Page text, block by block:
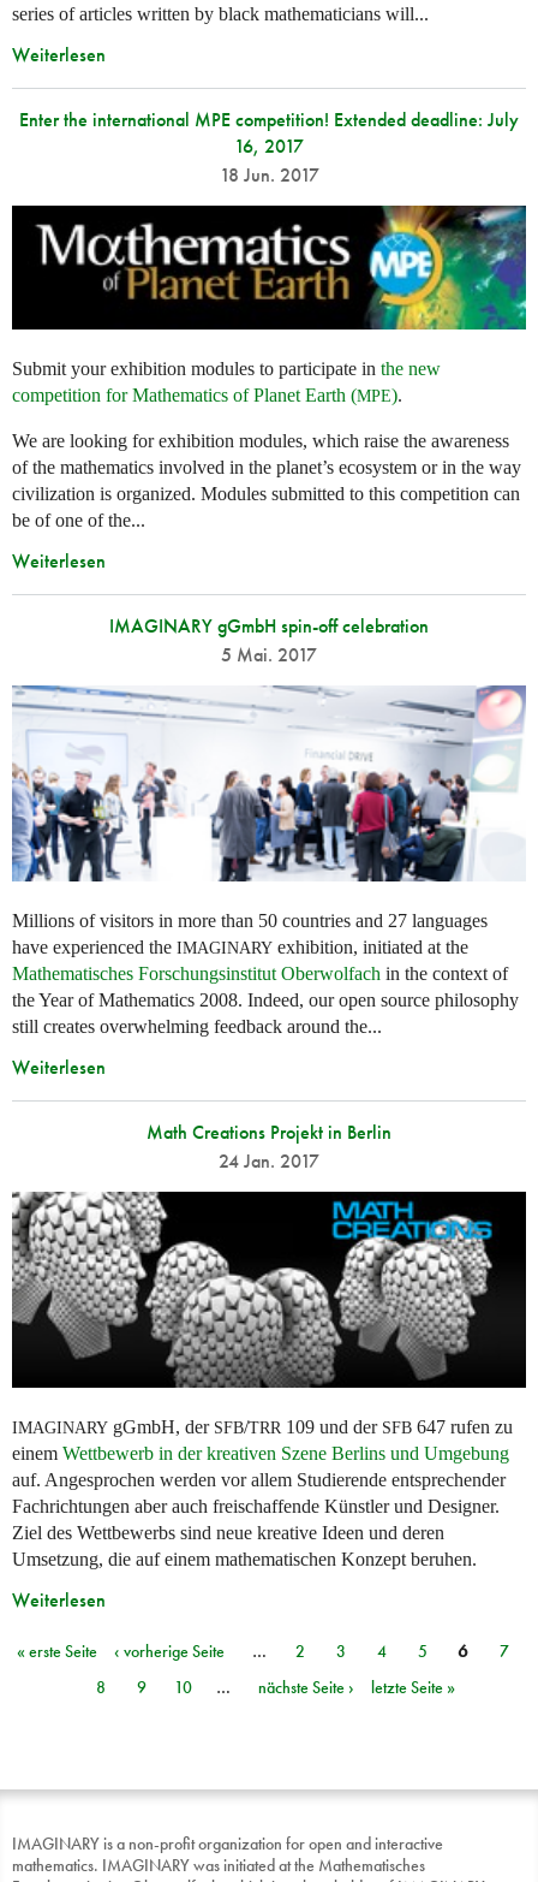
series of articles written by black mathematicians will...
Weiterlesen
Enter the international MPE competition! Extended deadline: July
16, 2017
18 Jun. 2017
Submit your exhibition modules to participate in the new
competition for Mathematics of Planet Earth (MPE).
We are looking for exhibition modules, which raise the awareness
of the mathematics involved in the planet’s ecosystem or in the way
civilization is organized. Modules submitted to this competition can
be of one of the...
Weiterlesen
IMAGINARY gGmbH spin-off celebration
5 Mai. 2017
Millions of visitors in more than 50 countries and 27 languages
have experienced the IMAGINARY exhibition, initiated at the
Mathematisches Forschungsinstitut Oberwolfach in the context of
the Year of Mathematics 2008. Indeed, our open source philosophy
still creates overwhelming feedback around the...
Weiterlesen
Math Creations Projekt in Berlin
24 Jan. 2017
IMAGINARY gGmbH, der SFB/TRR 109 und der SFB 647 rufen zu
einem Wettbewerb in der kreativen Szene Berlins und Umgebung
auf. Angesprochen werden vor allem Studierende entsprechender
Fachrichtungen aber auch freischaffende Künstler und Designer.
Ziel des Wettbewerbs sind neue kreative Ideen und deren
Umsetzung, die auf einem mathematischen Konzept beruhen.
Weiterlesen
Seiten
« erste Seite ‹ vorherige Seite … 2 3 4 5 6
7
8
9 10 … nächste Seite › letzte Seite »
IMAGINARY is a non-profit organization for open and interactive
mathematics. IMAGINARY was initiated at the Mathematisches